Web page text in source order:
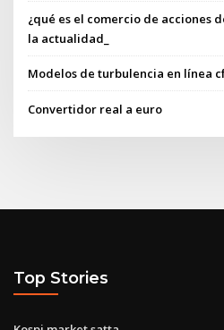
¿qué es el comercio de acciones
la actualidad_
Modelos de turbulencia en línea
Convertidor real a euro
Top Stories